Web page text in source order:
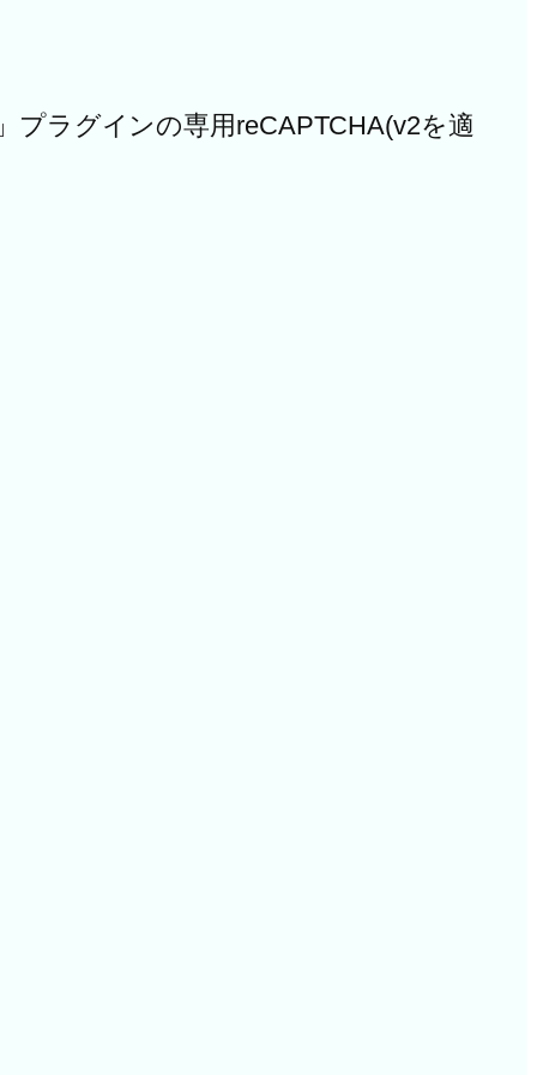
プラグインの専用reCAPTCHA(v2を適